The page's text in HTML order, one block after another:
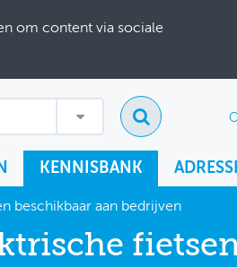
om content via sociale
KENNISBANK
beschikbaar aan bedrijven